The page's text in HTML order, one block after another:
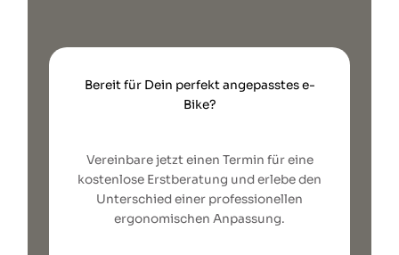
Bereit für Dein perfekt angepasstes e-
Bike?
Vereinbare jetzt einen Termin für eine
kostenlose Erstberatung und erlebe den
Unterschied einer professionellen
ergonomischen Anpassung.